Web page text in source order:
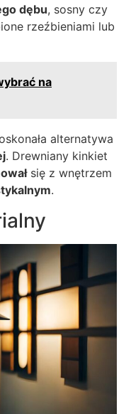
dębu, sosny czy
rzeźbieniami lub
na
alternatywa
. Drewniany kinkiet
się z wnętrzem
.